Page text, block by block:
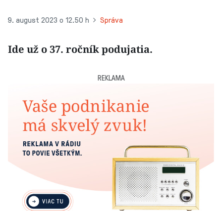
9. august 2023 o 12.50 h Správa
Ide už o 37. ročník podujatia.
REKLAMA